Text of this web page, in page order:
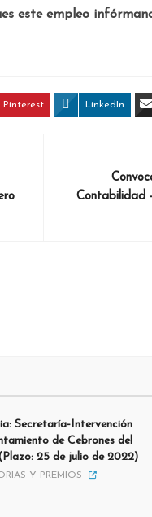
este empleo
Pinterest LinkedIn
Contabilidad
Secretaría-Intervención
de Cebrones del
25 de julio de 2022)
Y PREMIOS